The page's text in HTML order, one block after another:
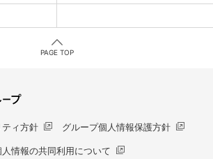
PAGE TOP
ィ方針 グループ個人情報保護方針
情報の共同利用について